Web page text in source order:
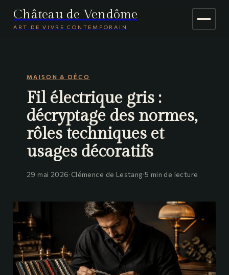
Château de Vendôme
ART DE VIVRE CONTEMPORAIN
JARDINAGE
VOYAGE
MAISON & DÉCO
Fil électrique gris :
décryptage des normes,
rôles techniques et
usages décoratifs
29 mai 2026·Clémence de Lestang·5 min de lecture